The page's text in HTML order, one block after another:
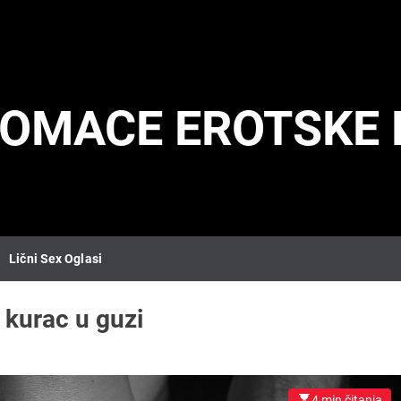
EROTSKE
Lični Sex Oglasi
kurac u guzi